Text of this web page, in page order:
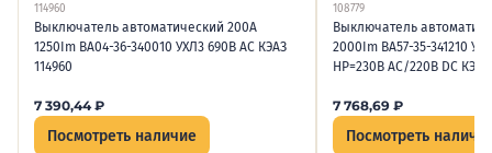
114960
Выключатель автоматический 200А
1250Im ВА04-36-340010 УХЛ3 690В AC КЭАЗ
114960
7 390,44₽
Посмотреть наличие
108779
Выключатель
2000Im ВА57-35-341210
НР=230В AC/220В DC КЭАЗ
7 768,69 ₽
Посмотреть